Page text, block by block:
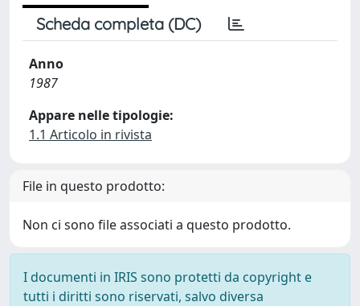
Scheda completa (DC)
Anno
1987
Appare nelle tipologie:
1.1 Articolo in rivista
File in questo prodotto:
Non ci sono file associati a questo prodotto.
I documenti in IRIS sono protetti da copyright e
tutti i diritti sono riservati, salvo diversa